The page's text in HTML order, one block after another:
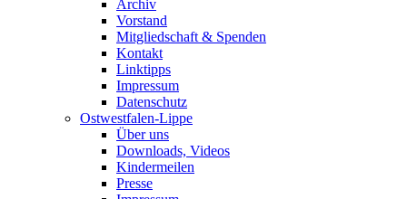
Archiv
Vorstand
Mitgliedschaft & Spenden
Kontakt
Linktipps
Impressum
Datenschutz
Ostwestfalen-Lippe
Über uns
Downloads, Videos
Kindermeilen
Presse